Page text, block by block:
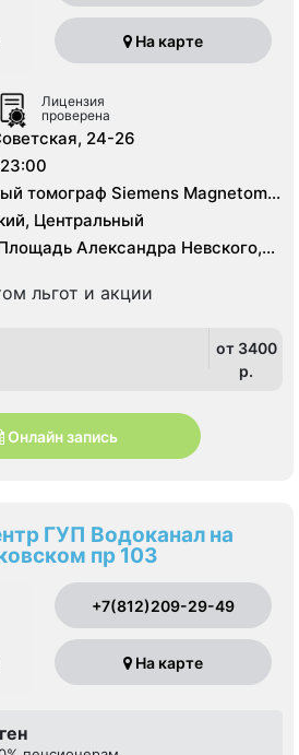
На карте
Лицензия
проверена
24-26
томограф Siemens Magnetom
Siemens Magnetom
Siemens Sensation 16 срезов
Центральный
Александра Невского,
льгот и акции
от 3400
p.
Онлайн запись
ГУП Водоканал на
пр 103
+7(812)209-29-49
На карте